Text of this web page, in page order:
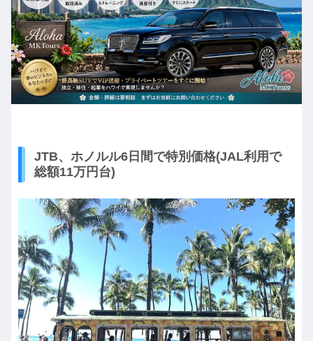
JTB、ホノルル6日間で特別価格(JAL利用で
総額11万円台)